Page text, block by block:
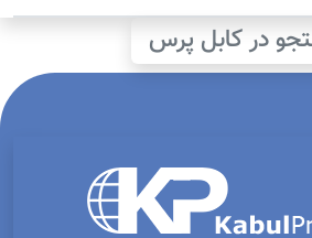
در کابل پرس